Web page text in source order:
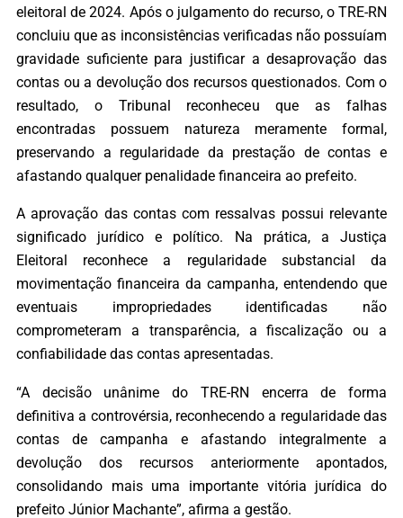
eleitoral de 2024. Após o julgamento do recurso, o TRE-RN
concluiu que as inconsistências verificadas não possuíam
gravidade suficiente para justificar a desaprovação das
contas ou a devolução dos recursos questionados. Com o
resultado, o Tribunal reconheceu que as falhas
encontradas possuem natureza meramente formal,
preservando a regularidade da prestação de contas e
afastando qualquer penalidade financeira ao prefeito.
A aprovação das contas com ressalvas possui relevante
significado jurídico e político. Na prática, a Justiça
Eleitoral reconhece a regularidade substancial da
movimentação financeira da campanha, entendendo que
eventuais impropriedades identificadas não
comprometeram a transparência, a fiscalização ou a
confiabilidade das contas apresentadas.
“A decisão unânime do TRE-RN encerra de forma
definitiva a controvérsia, reconhecendo a regularidade das
contas de campanha e afastando integralmente a
devolução dos recursos anteriormente apontados,
consolidando mais uma importante vitória jurídica do
prefeito Júnior Machante”, afirma a gestão.